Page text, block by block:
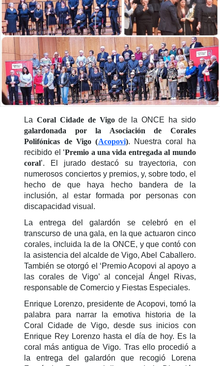
LaCoral Cidade de Vigode la ONCE ha sido
galardonada por la Asociación de Corales
Polifónicas de Vigo (Acopovi). Nuestra coral ha
recibido el ‘Premio a una vida entregada al mundo
coral’. El jurado destacó su trayectoria, con
numerosos conciertos y premios, y, sobre todo, el
hecho de que haya hecho bandera de la
inclusión, al estar formada por personas con
discapacidad visual.
La entrega del galardón se celebró en el
transcurso de una gala, en la que actuaron cinco
corales, incluida la de la ONCE, y que contó con
la asistencia del alcalde de Vigo, Abel Caballero.
También se otorgó el ‘Premio Acopovi al apoyo a
las corales de Vigo’ al concejal Ángel Rivas,
responsable de Comercio y Fiestas Especiales.
Enrique Lorenzo, presidente de Acopovi, tomó la
palabra para narrar la emotiva historia de la
Coral Cidade de Vigo, desde sus inicios con
Enrique Rey Lorenzo hasta el día de hoy. Es la
coral más antigua de Vigo. Tras ello procedió a
la entrega del galardón que recogió Lorena